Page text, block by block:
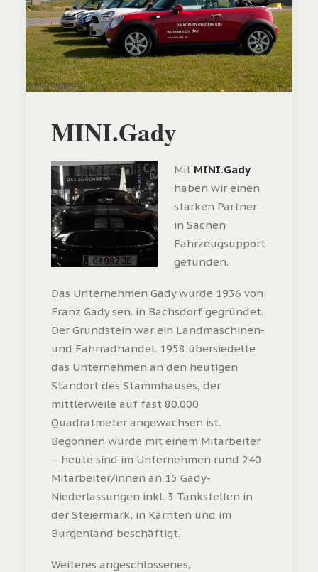
MINI.Gady
Mit MINI.Gady
haben wir einen
starken Partner
in Sachen
Fahrzeugsupport
gefunden.
Das Unternehmen Gady wurde 1936 von
Franz Gady sen. in Bachsdorf gegründet.
Der Grundstein war ein Landmaschinen-
und Fahrradhandel. 1958 übersiedelte
das Unternehmen an den heutigen
Standort des Stammhauses, der
mittlerweile auf fast 80.000
Quadratmeter angewachsen ist.
Begonnen wurde mit einem Mitarbeiter
– heute sind im Unternehmen rund 240
Mitarbeiter/innen an 15 Gady-
Niederlassungen inkl. 3 Tankstellen in
der Steiermark, in Kärnten und im
Burgenland beschäftigt.
Weiteres angeschlossenes,